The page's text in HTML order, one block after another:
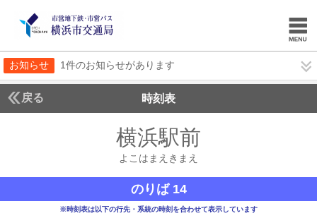
お知らせ 1件のお知らせがあります
戻る 時刻表
横浜駅前
よこはまえきまえ
のりば 14
※時刻表は以下の行先・系統の時刻を合わせて表示しています